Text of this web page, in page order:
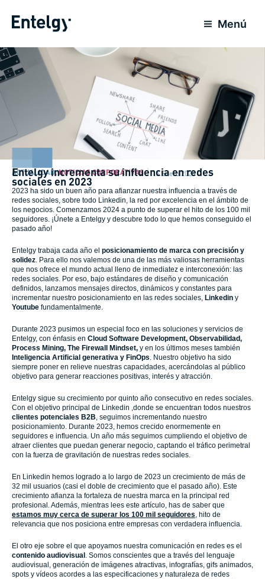
Menú
ACTUALIDAD,NOTICIAS CORPORATIVAS 15 Enero 2024
Entelgy incrementa su influencia en redes
sociales en 2023
2023 ha sido un buen año para afianzar nuestra influencia a través de
redes sociales, sobre todo Linkedin, la red por excelencia en el ámbito de
los negocios. Comenzamos 2024 a punto de superar el hito de los 100 mil
seguidores. ¡Únete a Entelgy y descubre todo lo que hemos conseguido el
pasado año!
Entelgy trabaja cada año el posicionamiento de marca con precisión y
solidez. Para ello nos valemos de una de las más valiosas herramientas
que nos ofrece el mundo actual lleno de inmediatez e interconexión: las
redes sociales. Por eso, bajo estándares de diseño y comunicación
definidos, lanzamos mensajes directos, dinámicos y constantes para
incrementar nuestro posicionamiento en las redes sociales, Linkedin y
Youtube fundamentalmente.
Durante 2023 pusimos un especial foco en las soluciones y servicios de
Entelgy, con énfasis en Cloud Software Development, Observabilidad,
Process Mining, The Firewall Mindset, y en los últimos meses también
Inteligencia Artificial generativa y FinOps. Nuestro objetivo ha sido
siempre poner en relieve nuestras capacidades, acercándolas al público
objetivo para generar reacciones positivas, interés y atracción.
Entelgy sigue su crecimiento por quinto año consecutivo en redes sociales.
Con el objetivo principal de Linkedin ,donde se encuentran todos nuestros
clientes potenciales B2B, seguimos incrementando nuestro
posicionamiento. Durante 2023, hemos crecido enormemente en
seguidores e influencia. Un año más seguimos cumpliendo el objetivo de
atraer clientes que puedan generar negocio, captando el tráfico perimetral
con la fuerza de gravitación de nuestras redes sociales.
En Linkedin hemos logrado a lo largo de 2023 un crecimiento de más de
32 mil usuarios (casi el doble de crecimiento que el pasado año). Este
crecimiento afianza la fortaleza de nuestra marca en la principal red
profesional. Además, mientras lees este artículo, has de saber que
estamos muy cerca de superar los 100 mil seguidores, hito de
relevancia que nos posiciona entre empresas con verdadera influencia.
El otro eje sobre el que apoyamos nuestra comunicación en redes es el
contenido audiovisual . Somos conscientes que a través del lenguaje
audiovisual, generación de imágenes atractivas, infografías, gifs animados,
spots y vídeos acordes a las especificaciones y naturaleza de redes